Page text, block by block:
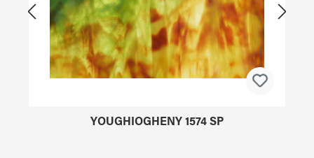
YOUGHIOGHENY 1574 SP